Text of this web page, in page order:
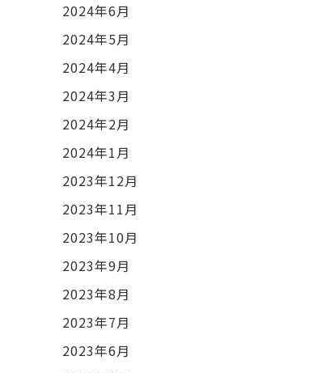
2024年6月
2024年5月
2024年4月
2024年3月
2024年2月
2024年1月
2023年12月
2023年11月
2023年10月
2023年9月
2023年8月
2023年7月
2023年6月